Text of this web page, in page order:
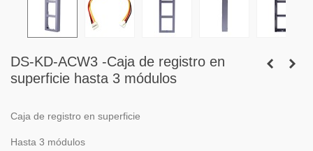
DS-KD-ACW3 -Caja de registro en
superficie hasta 3 módulos
Caja de registro en superficie
Hasta 3 módulos